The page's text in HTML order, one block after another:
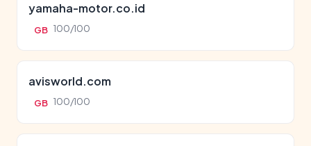
yamaha-motor.co.id
GB 100/100
avisworld.com
GB 100/100